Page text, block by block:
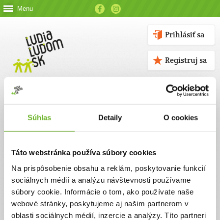
Súhlas Detaily O cookies
Táto webstránka používa súbory cookies
Na prispôsobenie obsahu a reklám, poskytovanie funkcií
sociálnych médií a analýzu návštevnosti používame
súbory cookie. Informácie o tom, ako používate naše
webové stránky, poskytujeme aj našim partnerom v
oblasti sociálnych médií, inzercie a analýzy. Títo partneri
Menu
Prihlásiť sa
Registruj sa
Kontaktné údaje
V prípade akýchkoľvek otázok nás neváhajte kontaktovať
emailom, alebo telefonicky.
ĽUDIA ĽUĎOM, n. o.